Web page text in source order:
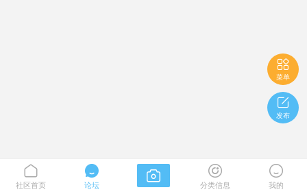

菜单

发布

社区首页

论坛
 
分类信息

我的